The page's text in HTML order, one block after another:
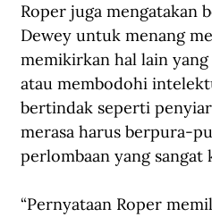
Roper juga mengatakan
Dewey untuk menang
memikirkan hal lain
atau membodohi
bertindak seperti
merasa harus berpura-
perlombaan yang sangat
“Pernyataan Roper